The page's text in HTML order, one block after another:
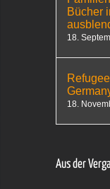
Bücher
18.
18.
Aus der